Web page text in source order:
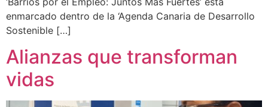
enmarcado dentro de la ‘Agenda Canaria de Desarrollo
Sostenible […]
Alianzas que transforman
vidas